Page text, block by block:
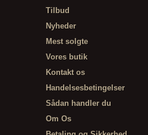
Tilbud
Nyheder
Mest solgte
Vores butik
Kontakt os
Handelsesbetingelser
Sådan handler du
Om Os